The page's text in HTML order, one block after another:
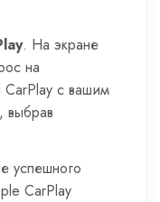
. На экране
на
с вашим
выбрав
успешного
CarPlay